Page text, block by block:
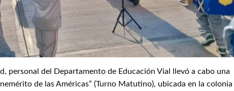
personal del Departamento de Educación Vial llevó a cabo una
de las Américas” (Turno Matutino), ubicada en la colonia